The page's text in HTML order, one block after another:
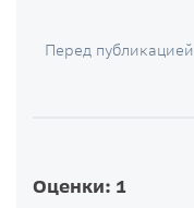
Перед
Оценки: 1